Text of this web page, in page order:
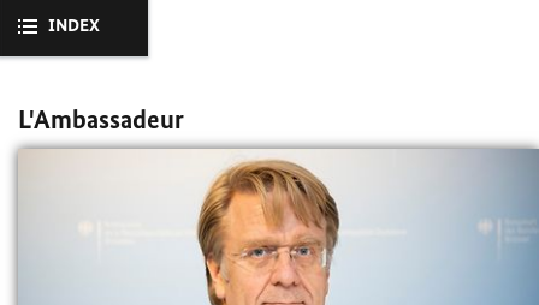
INDEX
L'Ambassadeur